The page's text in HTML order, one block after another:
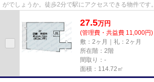
がでしょうか。徒歩2分で駅にアクセスできる物件です。
27.5万円
(管理費・共益費 11,000円)
敷：2ヶ月｜礼：2ヶ月
所在階：2階
間取り：-
面積：114.72㎡